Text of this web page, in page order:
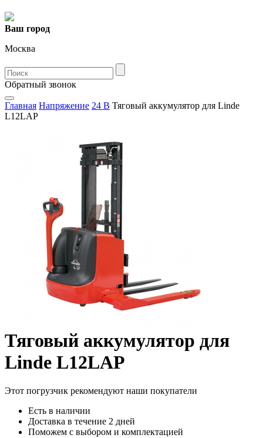
Ваш город
Москва
Oбратный звонок
Главная Напряжение 24 В Тяговый аккумулятор для Linde
L12LAP
Тяговый аккумулятор для
Linde L12LAP
Этот погрузчик рекомендуют наши покупатели
Есть в наличии
Доставка в течение 2 дней
Поможем с выбором и комплектацией